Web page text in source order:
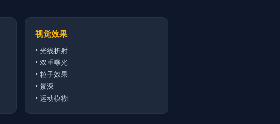
视觉效果
• 光线折射
• 双重曝光
• 粒子效果
• 景深
• 运动模糊